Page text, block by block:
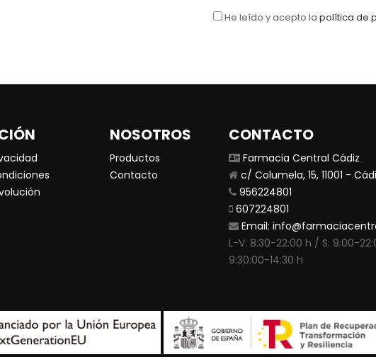
He leído y acepto la política de
NOSOTROS
Productos
Contacto
CONTACTO
Farmacia Central Cádiz
c/ Columela, 15, 11001 -
956224801
607224801
Email:
L-V: 8:30-22:00 h / S: 9:00-
9:30:00-14:30 h